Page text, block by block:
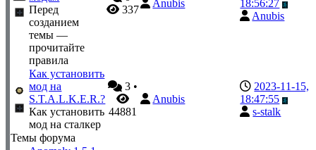
Перед
созданием
темы —
прочитайте
правила
337
Anubis
18:56:27
Anubis
Как установить
мод на
S.T.A.L.K.E.R.?
Как установить
мод на сталкер
3 •
44881
Anubis
2023-11-15,
18:47:55
s-stalk
Темы форума